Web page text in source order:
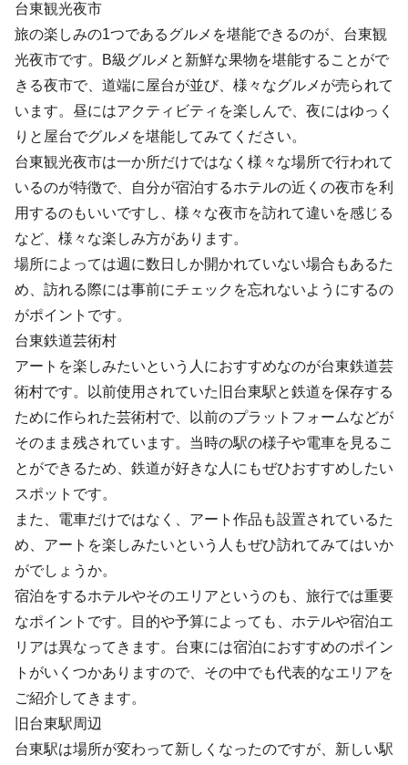
台東観光夜市
旅の楽しみの1つであるグルメを堪能できるのが、台東観
光夜市です。B級グルメと新鮮な果物を堪能することがで
きる夜市で、道端に屋台が並び、様々なグルメが売られて
います。昼にはアクティビティを楽しんで、夜にはゆっく
りと屋台でグルメを堪能してみてください。
台東観光夜市は一か所だけではなく様々な場所で行われて
いるのが特徴で、自分が宿泊するホテルの近くの夜市を利
用するのもいいですし、様々な夜市を訪れて違いを感じる
など、様々な楽しみ方があります。
場所によっては週に数日しか開かれていない場合もあるた
め、訪れる際には事前にチェックを忘れないようにするの
がポイントです。
台東鉄道芸術村
アートを楽しみたいという人におすすめなのが台東鉄道芸
術村です。以前使用されていた旧台東駅と鉄道を保存する
ために作られた芸術村で、以前のプラットフォームなどが
そのまま残されています。当時の駅の様子や電車を見るこ
とができるため、鉄道が好きな人にもぜひおすすめしたい
スポットです。
また、電車だけではなく、アート作品も設置されているた
め、アートを楽しみたいという人もぜひ訪れてみてはいか
がでしょうか。
宿泊をするホテルやそのエリアというのも、旅行では重要
なポイントです。目的や予算によっても、ホテルや宿泊エ
リアは異なってきます。台東には宿泊におすすめのポイン
トがいくつかありますので、その中でも代表的なエリアを
ご紹介してきます。
旧台東駅周辺
台東駅は場所が変わって新しくなったのですが、新しい駅